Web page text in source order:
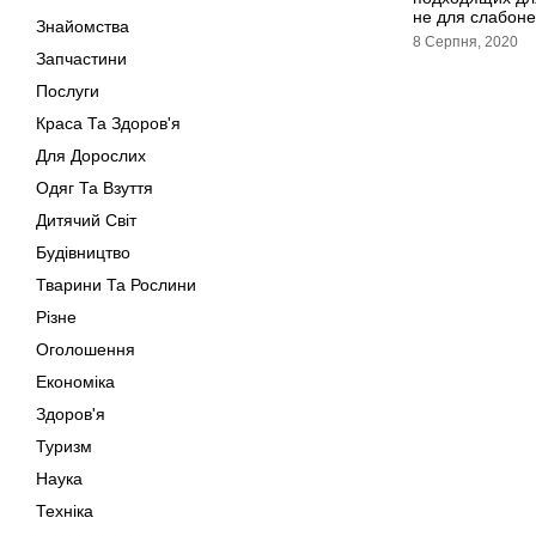
Знайомства
Запчастини
Послуги
Краса Та Здоров'я
Для Дорослих
Одяг Та Взуття
Дитячий Світ
Будівництво
Тварини Та Рослини
Різне
Оголошення
Економіка
Здоров'я
Туризм
Наука
Техніка
не для
8 Серпня, 2020